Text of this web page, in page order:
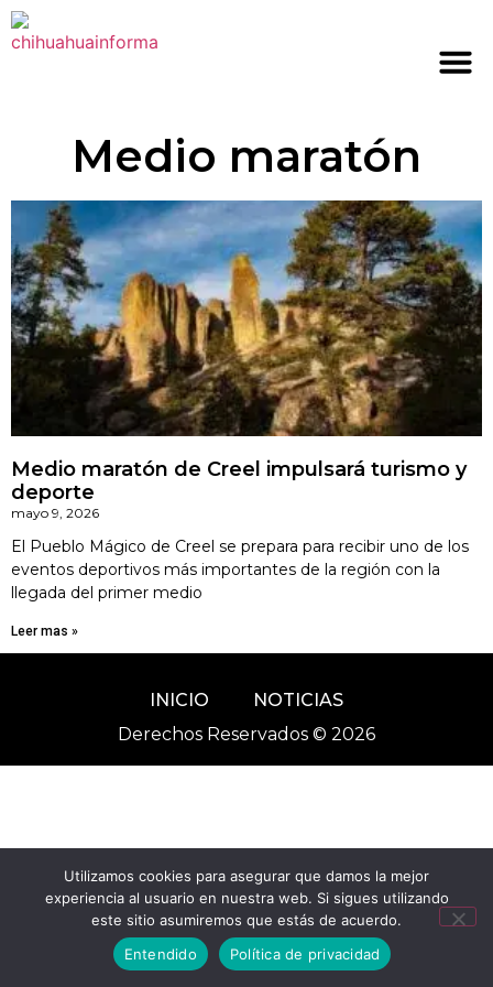
Medio maratón
Medio maratón de Creel impulsará turismo y
deporte
mayo 9, 2026
El Pueblo Mágico de Creel se prepara para recibir uno de los
eventos deportivos más importantes de la región con la
llegada del primer medio
Leer mas »
INICIO
NOTICIAS
Derechos Reservados © 2026
Utilizamos cookies para asegurar que damos la mejor
experiencia al usuario en nuestra web. Si sigues utilizando
este sitio asumiremos que estás de acuerdo.
Entendido
Política de privacidad